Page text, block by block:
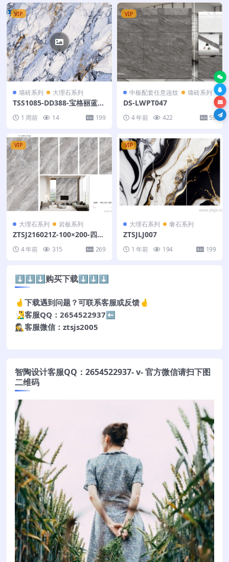
VIP
墙砖系列 大理石系列
TSS1085-DD388-宝格丽蓝-4
1 周前 14 199
VIP
中板配套任意连纹 墙砖系列
DS-LWPT047
4 年前 422 59
VIP
大理石系列 岩板系列
ZTSJ216021Z-100×200-四个
4 年前 315 269
VIP
大理石系列 奢石系列
ZTSJLJ007
1 年前 194 199
⬇️⬇️⬇️购买下载⬇️⬇️⬇️
🤞下载遇到问题？可联系客服或反馈🤞
🧏‍♂️客服QQ：2654522937⬅️
🕵️‍♀️客服微信：ztsjs2005
智陶设计客服QQ：2654522937- v- 官方微信请扫下图
二维码